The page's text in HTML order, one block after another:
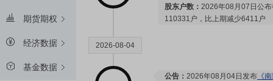
期货期权
经济数据
基金数据
股东户数： 2026年08月07日公
110331户，比上期减少6411户
2026-08-04
公告： 2026年08月04日发布 《